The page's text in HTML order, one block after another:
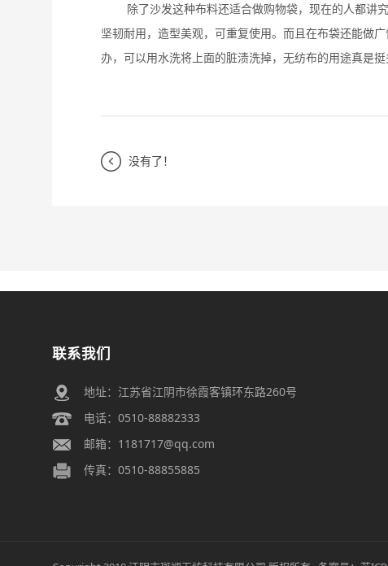
除了沙发这种布料还适合做购物袋，现在的人都讲究
坚韧耐用，造型美观，可重复使用。而且在布袋还能做
办，可以用水洗将上面的脏渍洗掉，无纺布的用途真是挺
没有了！
联系我们
地址：江苏省江阴市徐霞客镇环东路260号
电话：0510-88882333
邮箱：1181717@qq.com
传真：0510-88855885